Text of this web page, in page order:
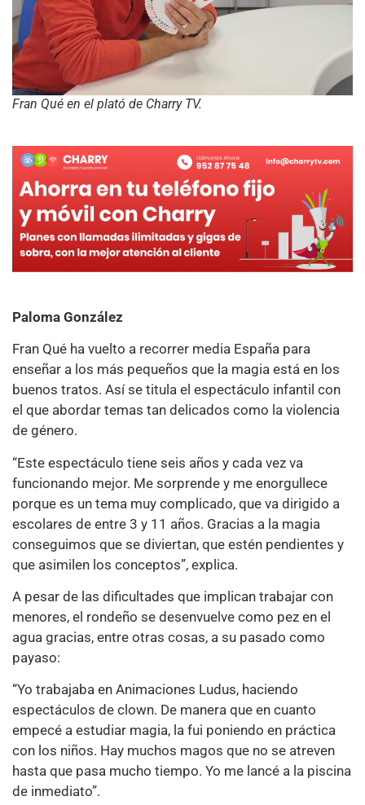
Fran Qué en el plató de Charry TV.
Paloma González
Fran Qué ha vuelto a recorrer media España para
enseñar a los más pequeños que la magia está en los
buenos tratos. Así se titula el espectáculo infantil con
el que abordar temas tan delicados como la violencia
de género.
“Este espectáculo tiene seis años y cada vez va
funcionando mejor. Me sorprende y me enorgullece
porque es un tema muy complicado, que va dirigido a
escolares de entre 3 y 11 años. Gracias a la magia
conseguimos que se diviertan, que estén pendientes y
que asimilen los conceptos”, explica.
A pesar de las dificultades que implican trabajar con
menores, el rondeño se desenvuelve como pez en el
agua gracias, entre otras cosas, a su pasado como
payaso:
“Yo trabajaba en Animaciones Ludus, haciendo
espectáculos de clown. De manera que en cuanto
empecé a estudiar magia, la fui poniendo en práctica
con los niños. Hay muchos magos que no se atreven
hasta que pasa mucho tiempo. Yo me lancé a la piscina
de inmediato”.